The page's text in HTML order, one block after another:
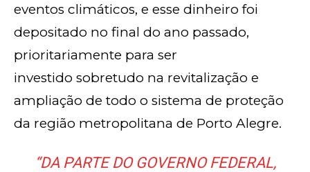
eventos climáticos, e esse dinheiro foi
depositado no final do ano passado,
prioritariamente para ser
investido sobretudo na revitalização e
ampliação de todo o sistema de proteção
da região metropolitana de Porto Alegre.
“DA PARTE DO GOVERNO FEDERAL,